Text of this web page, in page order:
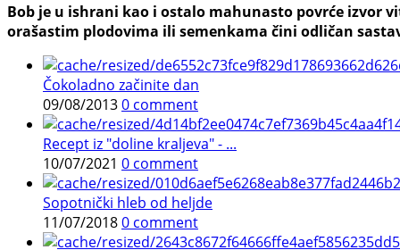
Bob je u ishrani kao i ostalo mahunasto povrće izvor
orašastim plodovima ili semenkama čini odličan
Čokoladno začinite dan
09/08/20130 comment
Recept iz "doline kraljeva" - ...
10/07/2021 0 comment
Sopotnički hleb od heljde
11/07/20180 comment